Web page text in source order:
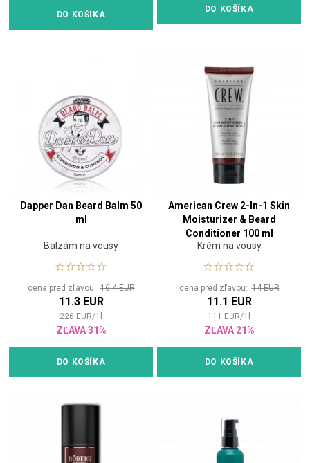
DO KOŠÍKA
DO KOŠÍKA
Dapper Dan Beard Balm 50
ml
Balzám na vousy
cena pred zľavou:16.4 EUR
11.3 EUR
226 EUR/1
ZĽAVA 31%
DO KOŠÍKA
American Crew 2-In-1 Skin
Moisturizer & Beard
Conditioner 100 ml
Krém na vousy
cena pred zľavou:14 EUR
11.1 EUR
111 EUR/1
ZĽAVA 21%
DO KOŠÍKA